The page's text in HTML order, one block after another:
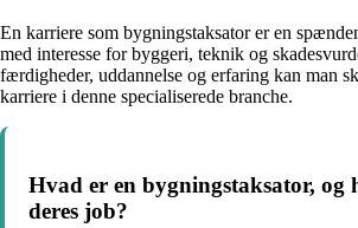
En karriere som bygningstaksator er en
med interesse for byggeri, teknik og
færdigheder, uddannelse og erfaring kan man
karriere i denne specialiserede branche.
Hvad er en bygningstaksator,
deres job?